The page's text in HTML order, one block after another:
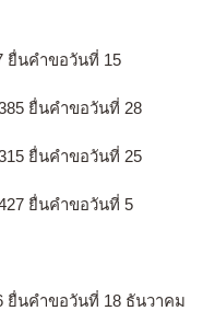
ยื่นคำขอวันที่ 15
ยื่นคำขอวันที่ 28
ยื่นคำขอวันที่ 25
ยื่นคำขอวันที่ 5
ยื่นคำขอวันที่ 18 ธันวาคม